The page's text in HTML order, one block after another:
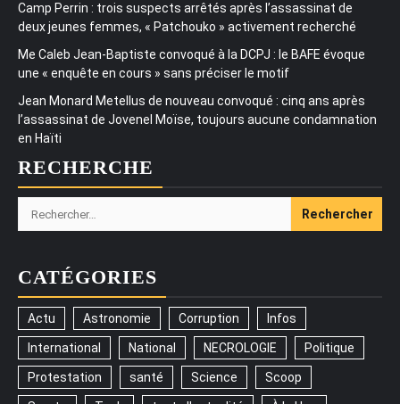
Camp Perrin : trois suspects arrêtés après l’assassinat de
deux jeunes femmes, « Patchouko » activement recherché
Me Caleb Jean-Baptiste convoqué à la DCPJ : le BAFE évoque
une « enquête en cours » sans préciser le motif
Jean Monard Metellus de nouveau convoqué : cinq ans après
l’assassinat de Jovenel Moïse, toujours aucune condamnation
en Haïti
RECHERCHE
Rechercher :
CATÉGORIES
Actu Astronomie Corruption Infos
International National NECROLOGIE Politique
Protestation santé Science Scoop